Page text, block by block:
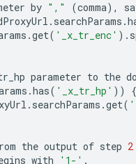
by "," (comma),
. searchParams .
.get( '_x_tr_enc' ) .
parameter to the
.has( '_x_tr_hp' ))
{
. searchParams .get(
the output of step 2
with '1-' .